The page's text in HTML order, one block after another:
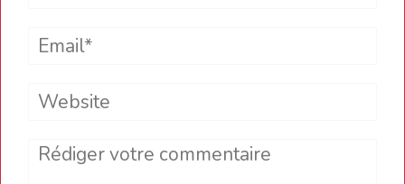
Email*
Website
Comment